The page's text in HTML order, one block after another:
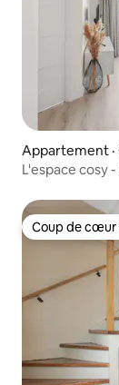
Appartement
L'espace cosy
Coup de cœur
Coup de cœur